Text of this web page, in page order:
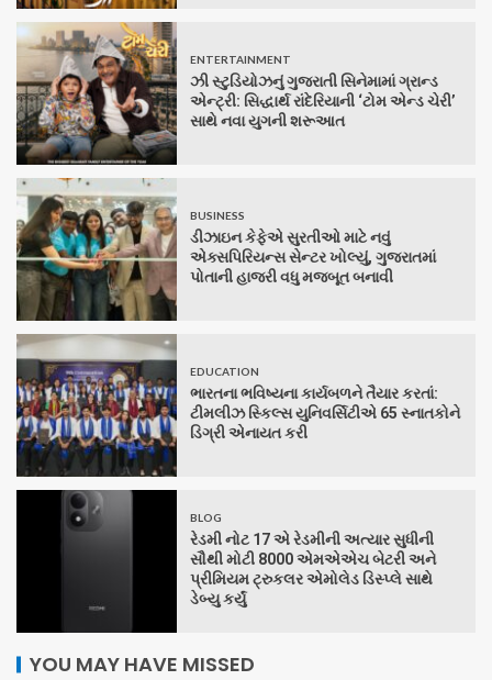
ENTERTAINMENT
ઝી સ્ટુડિયોઝનું ગુજરાતી સિનેમામાં ગ્રાન્ડ
એન્ટ્રી: સિદ્ધાર્થ રાંદેરિયાની ‘ટોમ એન્ડ ચેરી’
સાથે નવા યુગની શરૂઆત
BUSINESS
ડીઝાઇન કેફેએ સુરતીઓ માટે નવું
એક્સપિરિયન્સ સેન્ટર ખોલ્યું, ગુજરાતમાં
પોતાની હાજરી વધુ મજબૂત બનાવી
EDUCATION
ભારતના ભવિષ્યના કાર્યબળને તૈયાર કરતાં:
ટીમલીઝ સ્કિલ્સ યુનિવર્સિટીએ 65 સ્નાતકોને
ડિગ્રી એનાયત કરી
BLOG
રેડમી નોટ 17 એ રેડમીની અત્યાર સુધીની
સૌથી મોટી 8000 એમએએચ બેટરી અને
પ્રીમિયમ ટ્રુકલર એમોલેડ ડિસ્પ્લે સાથે
ડેબ્યુ કર્યું
YOU MAY HAVE MISSED